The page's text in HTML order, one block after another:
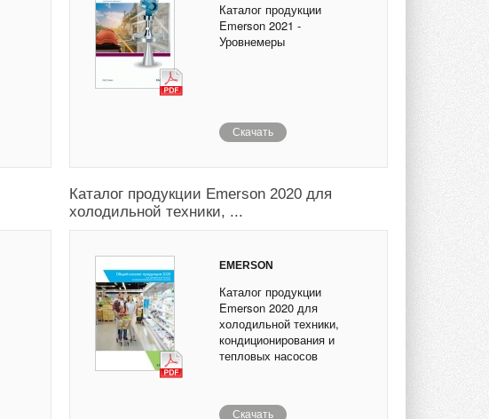
Каталог продукции
Emerson 2021 -
Уровнемеры
Скачать
Каталог продукции Emerson 2020 для
холодильной техники, ...
EMERSON
Каталог продукции
Emerson 2020 для
холодильной техники,
кондиционирования и
тепловых насосов
Скачать